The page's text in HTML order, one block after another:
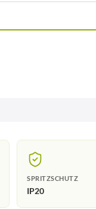
SPRITZSCHUTZ
IP20